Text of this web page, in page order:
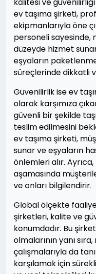
ev taşıma şirketi,
ekipmanlarıyla öne
personeli sayesinde,
düzeyde hizmet
eşyaların
süreçlerinde dikkatli
Güvenilirlik ise ev
olarak karşımıza
güvenli bir şekilde
teslim edilmesini
ev taşıma şirketi,
sunar ve eşyaların
önlemleri alır.
aşamasında
ve onları bilgilendirir.
Global ölçekte
şirketleri, kalite ve
konumdadır. Bu
olmalarının yanı
çalışmalarıyla da
karşılamak için